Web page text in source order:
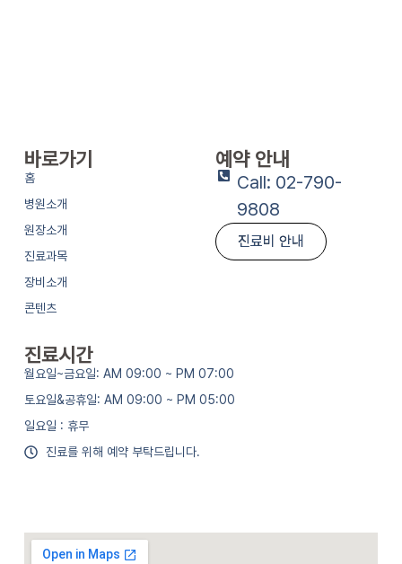
바로가기
홈
병원소개
원장소개
진료과목
장비소개
콘텐츠
예약 안내
Call: 02-790-
9808
진료비 안내
진료시간
월요일~금요일: AM 09:00 ~ PM 07:00
토요일&공휴일: AM 09:00 ~ PM 05:00
일요일 : 휴무
진료를 위해 예약 부탁드립니다.